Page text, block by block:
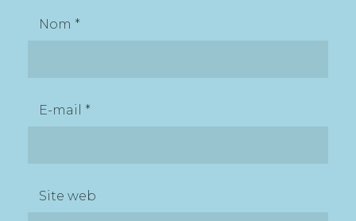
Nom *
E-mail *
Site web